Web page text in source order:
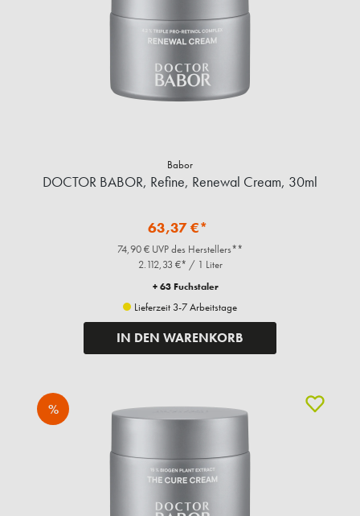
Babor
DOCTOR BABOR, Refine, Renewal Cream, 30ml
63,37 €*
74,90 € UVP des Herstellers**
2.112,33 €* / 1 Liter
+ 63 Fuchstaler
Lieferzeit 3-7 Arbeitstage
IN DEN WARENKORB
%